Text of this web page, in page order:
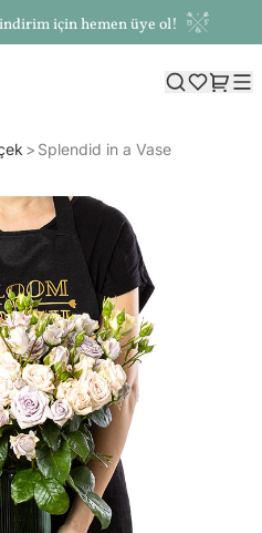
için hemen üye ol!
Splendid in a Vase